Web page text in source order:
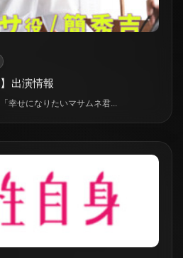
】出演情報
幸せになりたいマサムネ君...